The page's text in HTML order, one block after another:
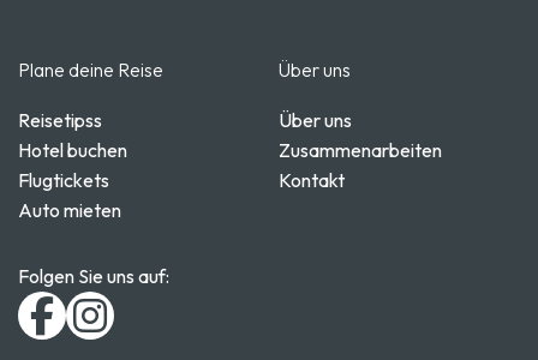
Plane deine Reise
Reisetipss
Hotel buchen
Flugtickets
Auto mieten
Über uns
Über uns
Zusammenarbeiten
Kontakt
Folgen Sie uns auf: